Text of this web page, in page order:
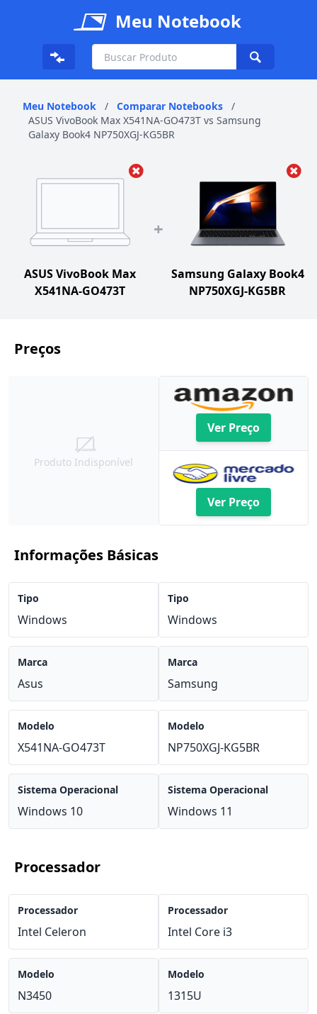
Meu Notebook
Meu Notebook / Comparar Notebooks
/
ASUS VivoBook Max X541NA-GO473T vs Samsung
Galaxy Book4 NP750XGJ-KG5BR
ASUS VivoBook Max
X541NA-GO473T
+
Samsung Galaxy Book4
NP750XGJ-KG5BR
Preços
Produto Indisponível
Ver Preço
Ver Preço
Informações Básicas
Tipo
Windows
Marca
Asus
Modelo
X541NA-GO473T
Sistema Operacional
Windows 10
Tipo
Windows
Marca
Samsung
Modelo
NP750XGJ-KG5BR
Sistema Operacional
Windows 11
Processador
Processador
Intel Celeron
Modelo
N3450
Processador
Intel Core i3
Modelo
1315U